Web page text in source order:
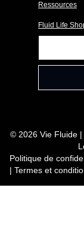
Ressources
Fluid Life
© 2026 Vie Fluide
Politique de
| Termes et